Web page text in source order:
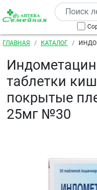
Перейти к основному
Строка
ГЛАВНАЯ КАТАЛОГ
таблетки
покрытые
25мг №30